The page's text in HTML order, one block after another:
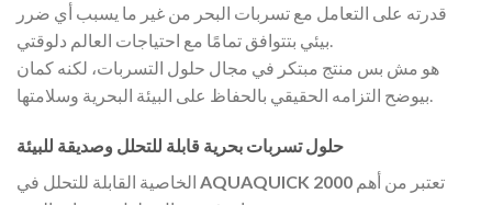
قدرته على التعامل مع تسربات البحر من غير ما يسبب أي ضرر
بيئي بتتوافق تمامًا مع احتياجات العالم دلوقتي.
هو مش بس منتج مبتكر في مجال حلول التسربات، لكنه كمان
بيوضح التزامه الحقيقي بالحفاظ على البيئة البحرية وسلامتها.
حلول تسربات بحرية قابلة للتحلل وصديقة للبيئة
AQUAQUICK 2000